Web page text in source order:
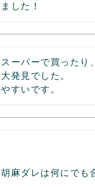
した！
ーパーで買った
発見でした。
すいです。
麻ダレは何にでも